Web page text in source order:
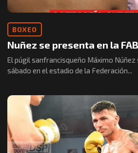
BOXEO
Nuñez se presenta en la FAB
El púgil sanfrancisqueño Máximo
sábado en el estadio de la Federación...